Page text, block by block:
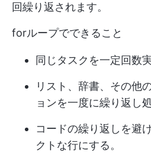
回繰り返されます。
forループでできること
同じタスクを一定回数
リスト、辞書、その他
ョンを一度に繰り返し
コードの繰り返しを避
クトな行にする。